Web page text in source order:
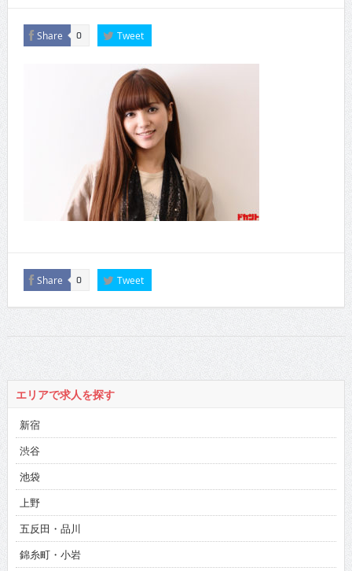
Share 0 Tweet
Share 0 Tweet
エリアで求人を探す
新宿
渋谷
池袋
上野
五反田・品川
錦糸町・小岩